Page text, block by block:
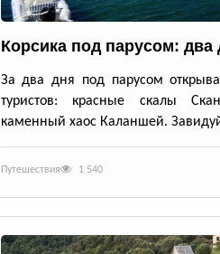
Корсика под парусом:
За два дня под парусом
туристов: красные скалы
каменный хаос Каланшей.
Путешествия 1 540